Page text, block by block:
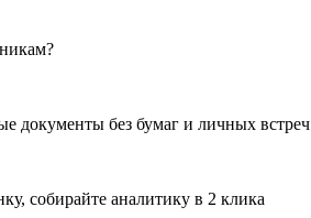
документы без бумаг и личных встреч
собирайте аналитику в 2 клика